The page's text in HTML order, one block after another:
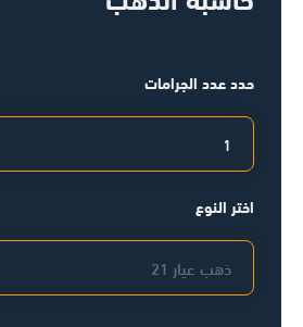
حدد عدد الجرامات
اختر النوع